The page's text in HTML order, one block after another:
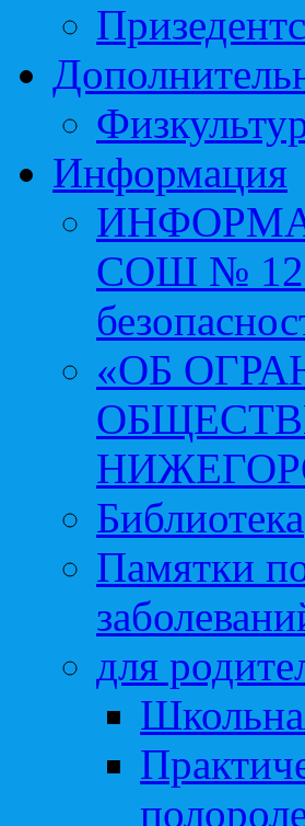
Информация
СОШ № 12
«ОБ
Библиотека
Памятки
для